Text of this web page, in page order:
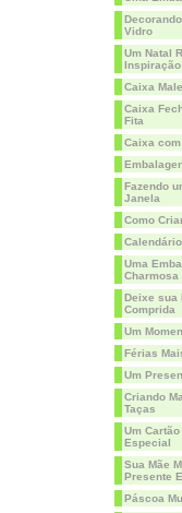
Vidro
Um Natal
Inspiração
Caixa
Caixa
Fita
Caixa
Fazendo
Janela
Como
Uma
Charmosa
Deixe sua
Comprida
Um
Férias
Um
Criando
Taças
Um
Especial
Sua Mãe
Presente
Páscoa